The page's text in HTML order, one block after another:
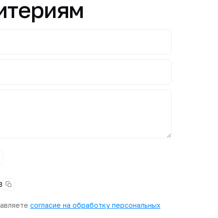
согласие на обработку персональных